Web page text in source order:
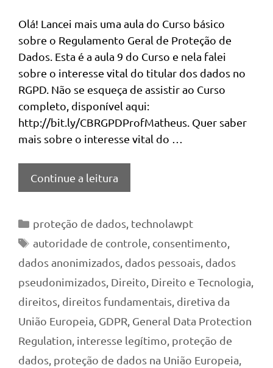
Olá! Lancei mais uma aula do Curso básico
sobre o Regulamento Geral de Proteção de
Dados. Esta é a aula 9 do Curso e nela falei
sobre o interesse vital do titular dos dados no
RGPD. Não se esqueça de assistir ao Curso
completo, disponível aqui:
http://bit.ly/CBRGPDProfMatheus. Quer saber
mais sobre o interesse vital do …
Continue a leitura
Categorias
proteção de dados, technolawpt
Tags
autoridade de controle, consentimento,
dados anonimizados, dados pessoais, dados
pseudonimizados, Direito, Direito e Tecnologia,
direitos, direitos fundamentais, diretiva da
União Europeia, GDPR, General Data Protection
Regulation, interesse legítimo, proteção de
dados, proteção de dados na União Europeia,